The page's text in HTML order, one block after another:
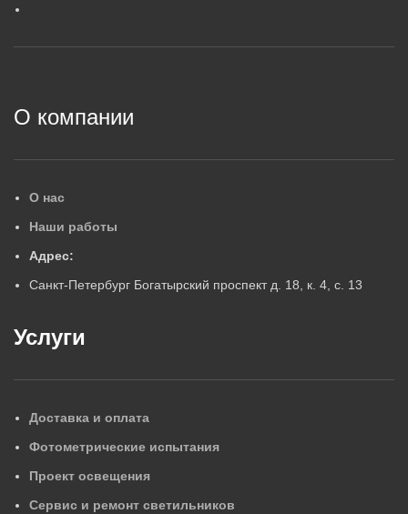
2
О компании
О нас
Наши работы
Адрес:
Санкт-Петербург Богатырский проспект д. 18, к. 4, с. 13
Услуги
Доставка и оплата
Фотометрические испытания
Проект освещения
Сервис и ремонт светильников